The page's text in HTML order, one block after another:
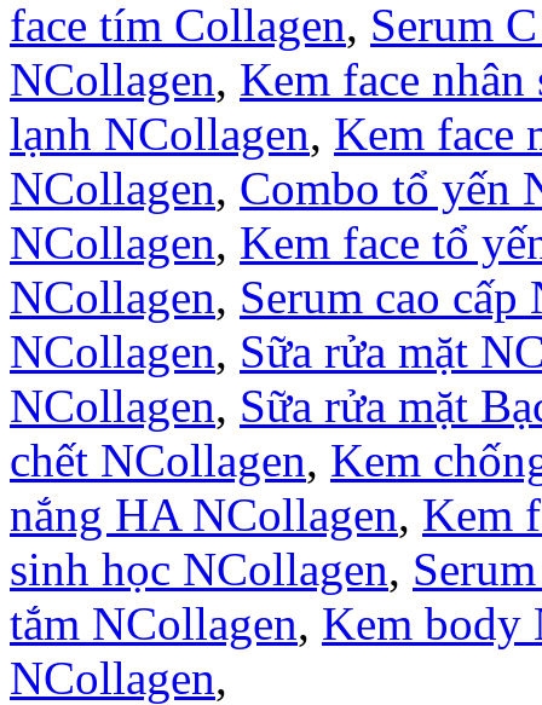
face tím Collagen, Serum
NCollagen, Kem face
lạnh NCollagen, Kem face
NCollagen, Combo tổ yến
NCollagen, Kem face tổ
NCollagen, Serum cao cấp
NCollagen, Sữa rửa mặt
NCollagen, Sữa rửa mặt
chết NCollagen, Kem
nắng HA NCollagen, Kem
sinh học NCollagen,
tắm NCollagen, Kem body
NCollagen,